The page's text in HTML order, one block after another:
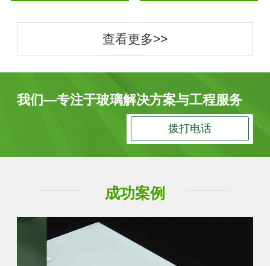
查看更多>>
我们—专注于玻璃解决方案与工程服务
拨打电话
成功案例